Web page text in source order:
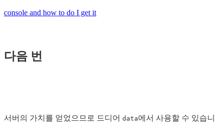
console and how to do I get it
다음 번
서버의 가치를 얻었으므로 드디어 data에서 사용할 수 있습니